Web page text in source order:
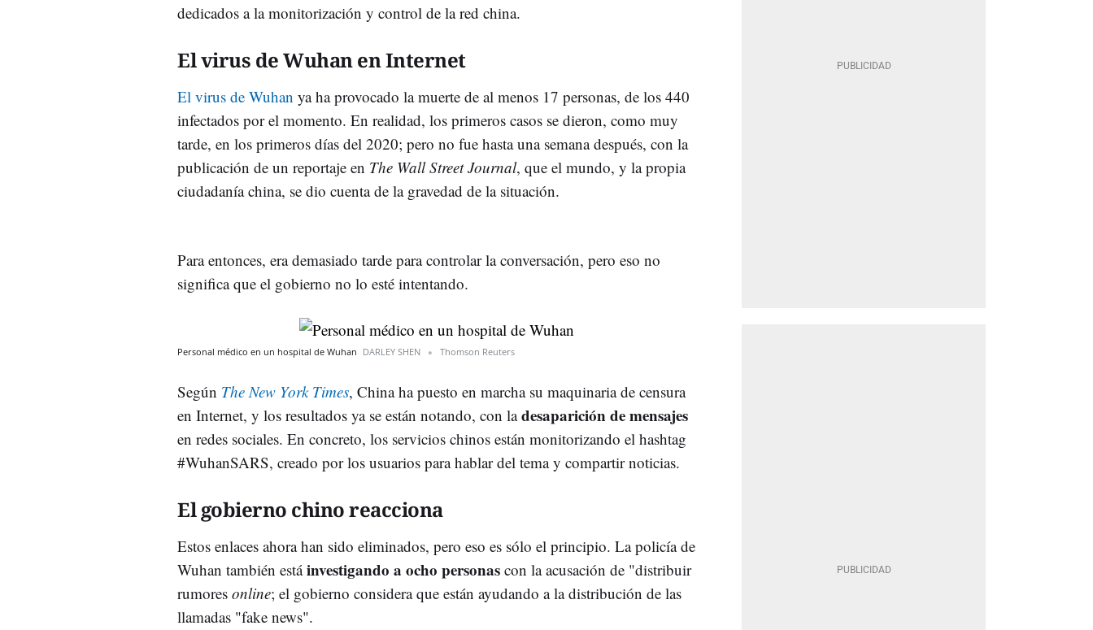
dedicados a la monitorización y control de la red china.
El virus de Wuhan en Internet
El virus de Wuhan ya ha provocado la muerte de al menos 17 personas, de los 440
infectados por el momento. En realidad, los primeros casos se dieron, como muy
tarde, en los primeros días del 2020; pero no fue hasta una semana después, con la
publicación de un reportaje en The Wall Street Journal, que el mundo, y la propia
ciudadanía china, se dio cuenta de la gravedad de la situación.
Para entonces, era demasiado tarde para controlar la conversación, pero eso no
significa que el gobierno no lo esté intentando.
Personal médico en un hospital de Wuhan DARLEY SHEN Thomson Reuters
Según The New York Times, China ha puesto en marcha su maquinaria de censura
en Internet, y los resultados ya se están notando, con ladesaparición de mensajes
en redes sociales. En concreto, los servicios chinos están monitorizando el hashtag
#WuhanSARS, creado por los usuarios para hablar del tema y compartir noticias.
El gobierno chino reacciona
Estos enlaces ahora han sido eliminados, pero eso es sólo el principio. La policía de
Wuhan también estáinvestigando a ocho personas con la acusación de "distribuir
rumores online; el gobierno considera que están ayudando a la distribución de las
llamadas "fake news".